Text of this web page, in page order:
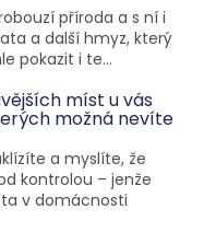
příroda a s ní i
a další hmyz, který
pokazit i te...
míst u vás
možná nevíte
a myslíte, že
kontrolou – jenže
v domácnosti